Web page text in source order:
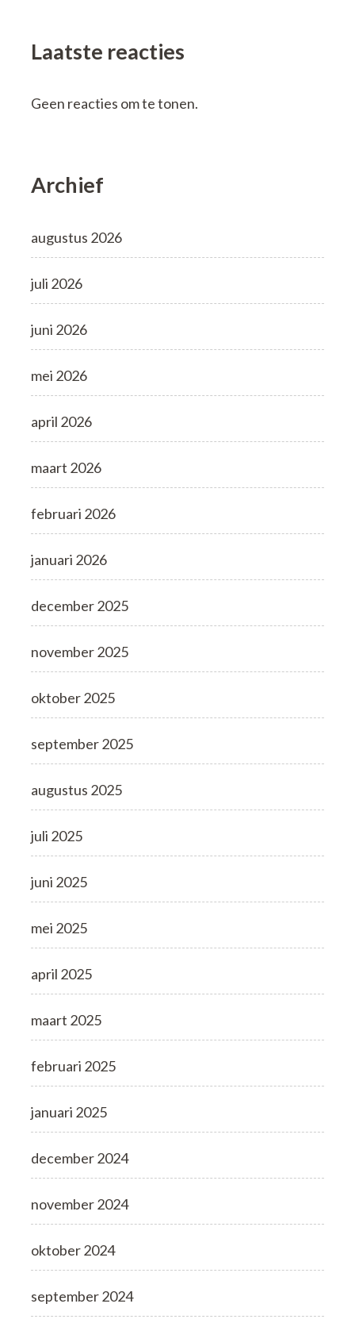
Laatste reacties
Geen reacties om te tonen.
Archief
augustus 2026
juli 2026
juni 2026
mei 2026
april 2026
maart 2026
februari 2026
januari 2026
december 2025
november 2025
oktober 2025
september 2025
augustus 2025
juli 2025
juni 2025
mei 2025
april 2025
maart 2025
februari 2025
januari 2025
december 2024
november 2024
oktober 2024
september 2024